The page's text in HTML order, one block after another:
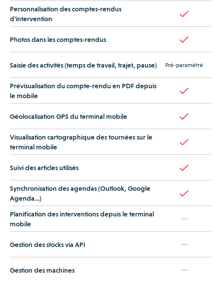
Personnalisation des comptes-rendus
d’intervention
Photos dans les comptes-rendus
Saisie des activités (temps de travail, trajet, pause) Pré-paramétré
Prévisualisation du compte-rendu en PDF depuis
le mobile
Géolocalisation GPS du terminal mobile
Visualisation cartographique des tournées sur le
terminal mobile
Suivi des articles utilisés
Synchronisation des agendas (Outlook, Google
Agenda…)
Planification des interventions depuis le terminal
mobile
Gestion des stocks via API
Gestion des machines